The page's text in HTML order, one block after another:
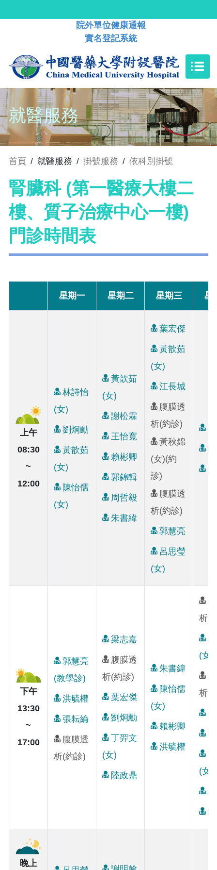
院外單位健康通報
實名登記系統
就醫服務
首頁 / 就醫服務 / 掛號服務 / 依科別掛號
腎臟科 (第一醫療大樓二
樓、質子治療中心一樓)
門診時間表
星期一 星期二 星期三 星
上午
08:30
~
12:00
林詩怡
(女)
劉炯勳
黃歆茹
(女)
陳怡儒
(女)
黃歆茹
(女)
謝松霖
王怡寬
賴彬卿
郭錦輯
周哲毅
朱書緯
葉宏傑
黃歆茹
(女)
江長城
腹膜透
析(約診)
黃秋錦
(女)(約
診)
腹膜透
析(約診)
郭慧亮
呂思瑩
(女)
下午
13:30
~
17:00
郭慧亮
(教學診)
洪毓權
張耘綸
腹膜透
析(約診)
梁志嘉
腹膜透
析(約診)
葉宏傑
劉炯勳
丁羿文
(女)
陸政鼎
朱書緯
陳怡儒
(女)
賴彬卿
洪毓權
析(
(女)
析(
(女)
晚上